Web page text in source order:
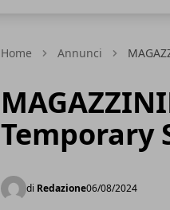
Home Annunci
Temporary
di Redazione06/08/2024